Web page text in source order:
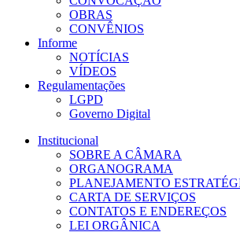
OBRAS
CONVÊNIOS
Informe
NOTÍCIAS
VÍDEOS
Regulamentações
LGPD
Governo Digital
Institucional
SOBRE A CÂMARA
ORGANOGRAMA
PLANEJAMENTO
CARTA DE SERVIÇOS
CONTATOS E ENDEREÇOS
LEI ORGÂNICA